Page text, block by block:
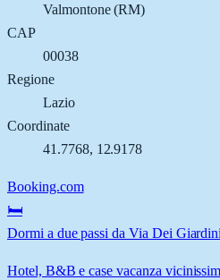
Valmontone(RM)
CAP
00038
Regione
Lazio
Coordinate
41.7768, 12.9178
Booking.com
🛏️
Dormi a due passi da Via Dei Giardini
Hotel, B&B e case vacanza